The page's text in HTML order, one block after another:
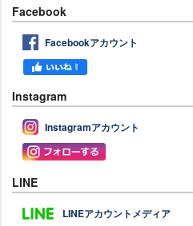
Facebook
Facebookアカウント
Instagram
Instagramアカウント
LINE
LINEアカウントメディア